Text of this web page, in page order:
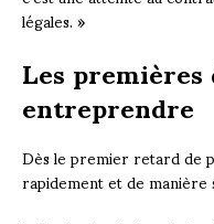
légales. »
Les
entreprendre
Dès le premier retard de
rapidement et de